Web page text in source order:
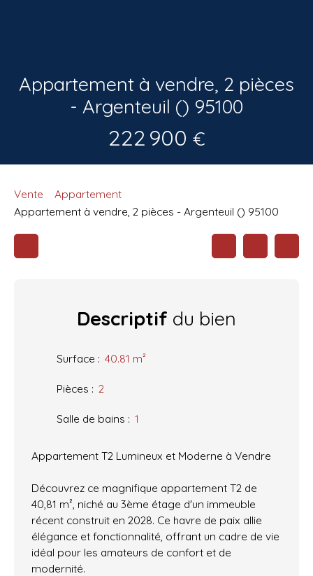
Appartement à vendre, 2 pièces
- Argenteuil () 95100
222 900 €
Vente
Appartement
Appartement à vendre, 2 pièces - Argenteuil () 95100
Descriptif du bien
Surface : 40.81 m²
Pièces : 2
Salle de bains : 1
Appartement T2 Lumineux et Moderne à Vendre
Découvrez ce magnifique appartement T2 de
40,81 m², niché au 3ème étage d'un immeuble
récent construit en 2028. Ce havre de paix allie
élégance et fonctionnalité, offrant un cadre de vie
idéal pour les amateurs de confort et de
modernité.